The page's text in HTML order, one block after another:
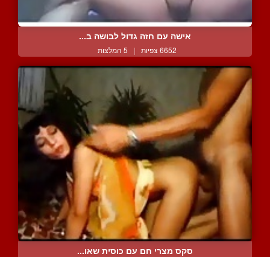
אישה עם חזה גדול לבושה ב...
6652 צפיות | 5 המלצות
סקס מצרי חם עם כוסית שאו...